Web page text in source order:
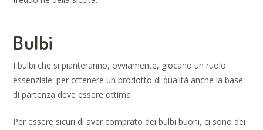
Bulbi
I bulbi che si pianteranno, ovviamente, giocano un ruolo
essenziale: per ottenere un prodotto di qualità anche la base
di partenza deve essere ottima.
Per essere sicuri di aver comprato dei bulbi buoni, ci sono dei